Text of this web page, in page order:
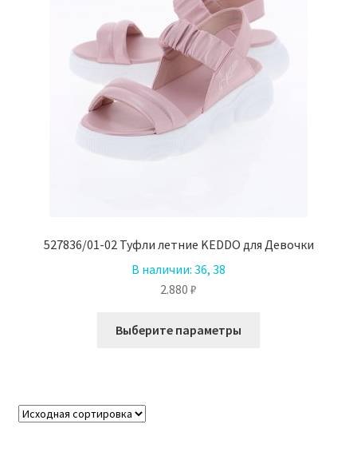
527836/01-02 Туфли летние KEDDO для Девочки
В наличии: 36, 38
2.880 ₽
Выберите параметры